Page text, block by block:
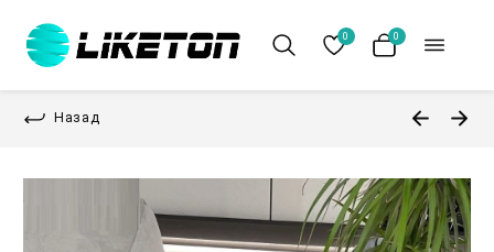
0 0
Назад